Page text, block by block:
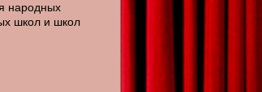
народных
школ и школ